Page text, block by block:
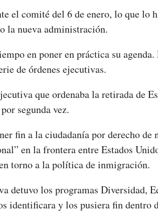
el comité del 6 de enero, lo que lo
la nueva administración.
en poner en práctica su
de órdenes ejecutivas.
que ordenaba la retirada de
segunda vez.
fin a la ciudadanía por derecho
en la frontera entre Estados
torno a la política de inmigración.
detuvo los programas Diversidad,
identificara y los pusiera fin dentro